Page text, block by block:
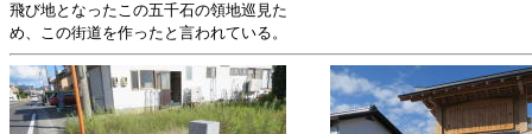
飛び地となったこの五千石の領地巡見た
め、この街道を作ったと言われている。